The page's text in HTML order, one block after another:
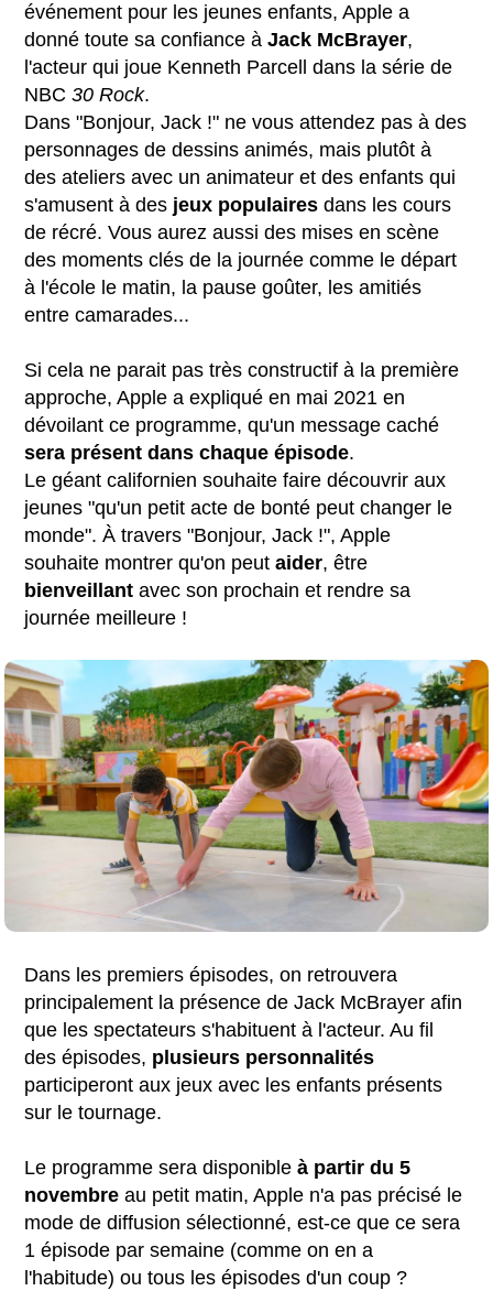
événement pour les jeunes enfants, Apple a
donné toute sa confiance àJack McBrayer,
l'acteur qui joue Kenneth Parcell dans la série de
NBC30 Rock.
Dans "Bonjour, Jack !" ne vous attendez pas à des
personnages de dessins animés, mais plutôt à
des ateliers avec un animateur et des enfants qui
s'amusent à des jeux populaires dans les cours
de récré. Vous aurez aussi des mises en scène
des moments clés de la journée comme le départ
à l'école le matin, la pause goûter, les amitiés
entre camarades...
Si cela ne parait pas très constructif à la première
approche, Apple a expliqué en mai 2021 en
dévoilant ce programme, qu'un message caché
sera présent dans chaque épisode.
Le géant californien souhaite faire découvrir aux
jeunes "qu'un petit acte de bonté peut changer le
monde". À travers "Bonjour, Jack !", Apple
souhaite montrer qu'on peutaider, être
bienveillant avec son prochain et rendre sa
journée meilleure !
Dans les premiers épisodes, on retrouvera
principalement la présence de Jack McBrayer afin
que les spectateurs s'habituent à l'acteur. Au fil
des épisodes, plusieurs personnalités
participeront aux jeux avec les enfants présents
sur le tournage.
Le programme sera disponibleà partir du 5
novembre au petit matin, Apple n'a pas précisé le
mode de diffusion sélectionné, est-ce que ce sera
1 épisode par semaine (comme on en a
l'habitude) ou tous les épisodes d'un coup ?